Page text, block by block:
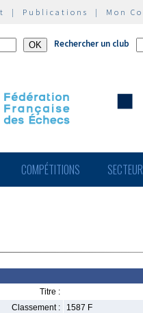
| Publications | Mon
Rechercher un club
COMPÉTITIONS
Titre :
Classement :
1587 F